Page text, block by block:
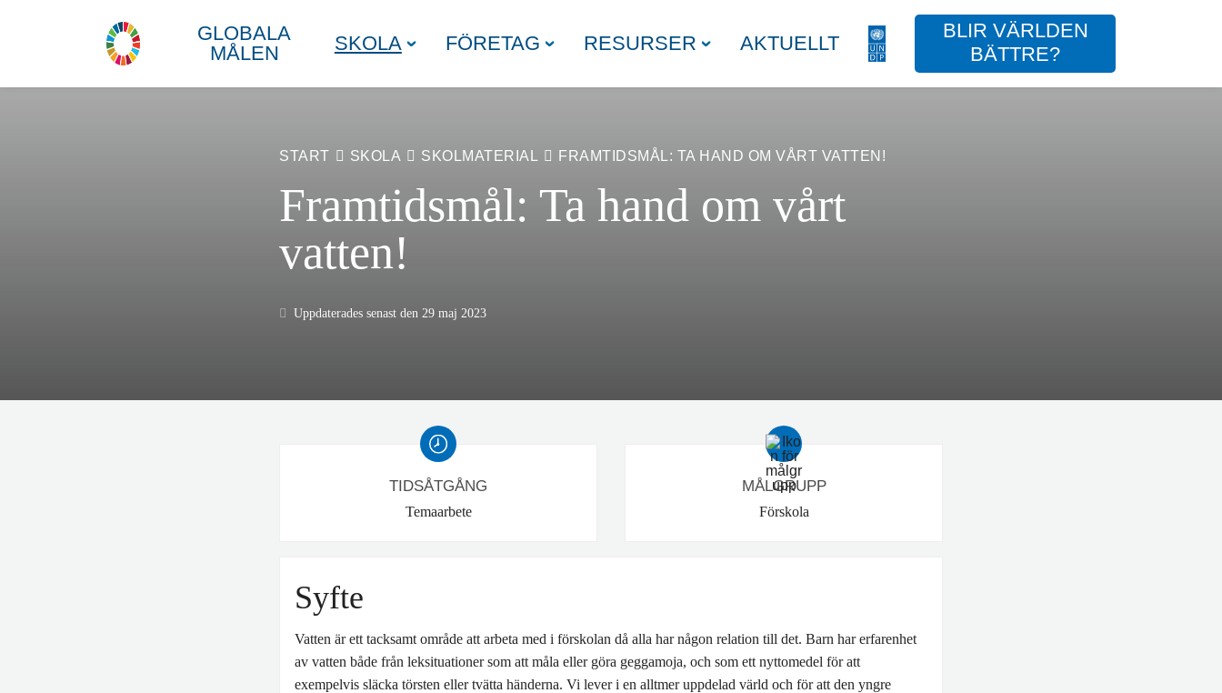
GLOBALA
MÅLEN
SKOLA FÖRETAG RESURSER AKTUELLT
BLIR VÄRLDEN
BÄTTRE?
START SKOLA SKOLMATERIAL FRAMTIDSMÅL: TA HAND OM VÅRT VATTEN!
Framtidsmål: Ta hand om vårt
vatten!
Uppdaterades senast den 29 maj 2023
TIDSÅTGÅNG
Temaarbete
MÅLGRUPP
Förskola
Syfte
Vatten är ett tacksamt område att arbeta med i förskolan då alla har någon relation till det. Barn har erfarenhet
av vatten både från leksituationer som att måla eller göra geggamoja, och som ett nyttomedel för att
exempelvis släcka törsten eller tvätta händerna. Vi lever i en alltmer uppdelad värld och för att den yngre